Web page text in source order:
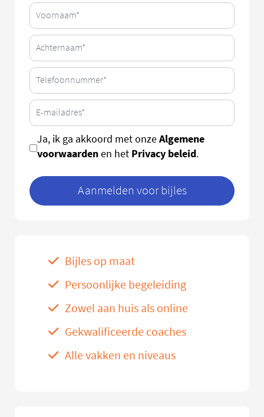
Ja, ik ga akkoord met onzeAlgemene
voorwaardenen het Privacy beleid.
Aanmelden voor bijles
Bijles op maat
Persoonlijke begeleiding
Zowel aan huis als online
Gekwalificeerde coaches
Alle vakken en niveaus